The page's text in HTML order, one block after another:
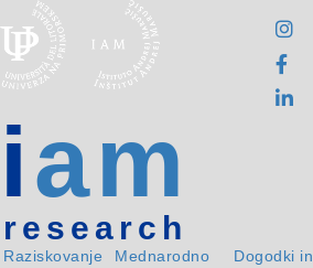
iam
research
Raziskovanje
Mednarodno
Dogodki in